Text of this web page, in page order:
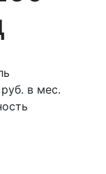
в мес.